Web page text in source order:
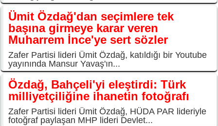
Ümit Özdağ'dan seçimlere tek
başına girmeye karar veren
Muharrem İnce'ye sert sözler
Zafer Partisi lideri Ümit Özdağ, katıldığı bir Youtube
yayınında Mansur Yavaş'ın...
Özdağ, Bahçeli'yi eleştirdi: Türk
milliyetçiliğine ihanetin fotoğrafı
Zafer Partisi lideri Ümit Özdağ, HÜDA PAR lideriyle
fotoğraf paylaşan MHP lideri Devlet...